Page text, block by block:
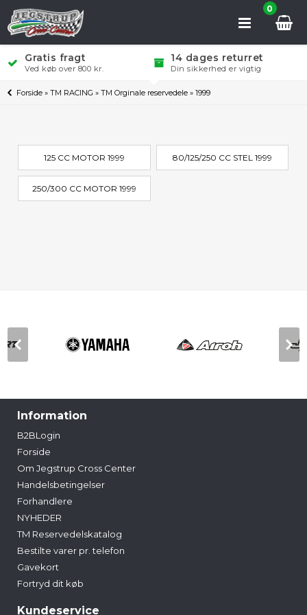
0
Gratis fragt
Ved køb over 800 kr.
14 dages returret
Din sikkerhed er vigtig
Forside »TM RACING »TM Orginale reservedele »1999
125 CC MOTOR 1999 80/125/250 CC STEL 1999
250/300 CC MOTOR 1999
Information
B2BLogin
Forside
Om Jegstrup Cross Center
Handelsbetingelser
Forhandlere
NYHEDER
TM Reservedelskatalog
Bestilte varer pr. telefon
Gavekort
Fortryd dit køb
Kundeservice